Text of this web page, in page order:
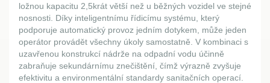
ložnou kapacitu 2,5krát větší než u běžných vozidel ve stejné
nosnosti. Díky inteligentnímu řídicímu systému, který
podporuje automatický provoz jedním dotykem, může jeden
operátor provádět všechny úkoly samostatně. V kombinaci s
uzavřenou konstrukcí nádrže na odpadní vodu účinně
zabraňuje sekundárnímu znečištění, čímž výrazně zvyšuje
efektivitu a environmentální standardy sanitačních operací.